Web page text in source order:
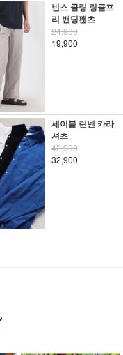
빈스 쿨링 링클프
리 밴딩팬츠
24,900
19,900
세이블 린넨 카라
셔츠
42,900
32,900